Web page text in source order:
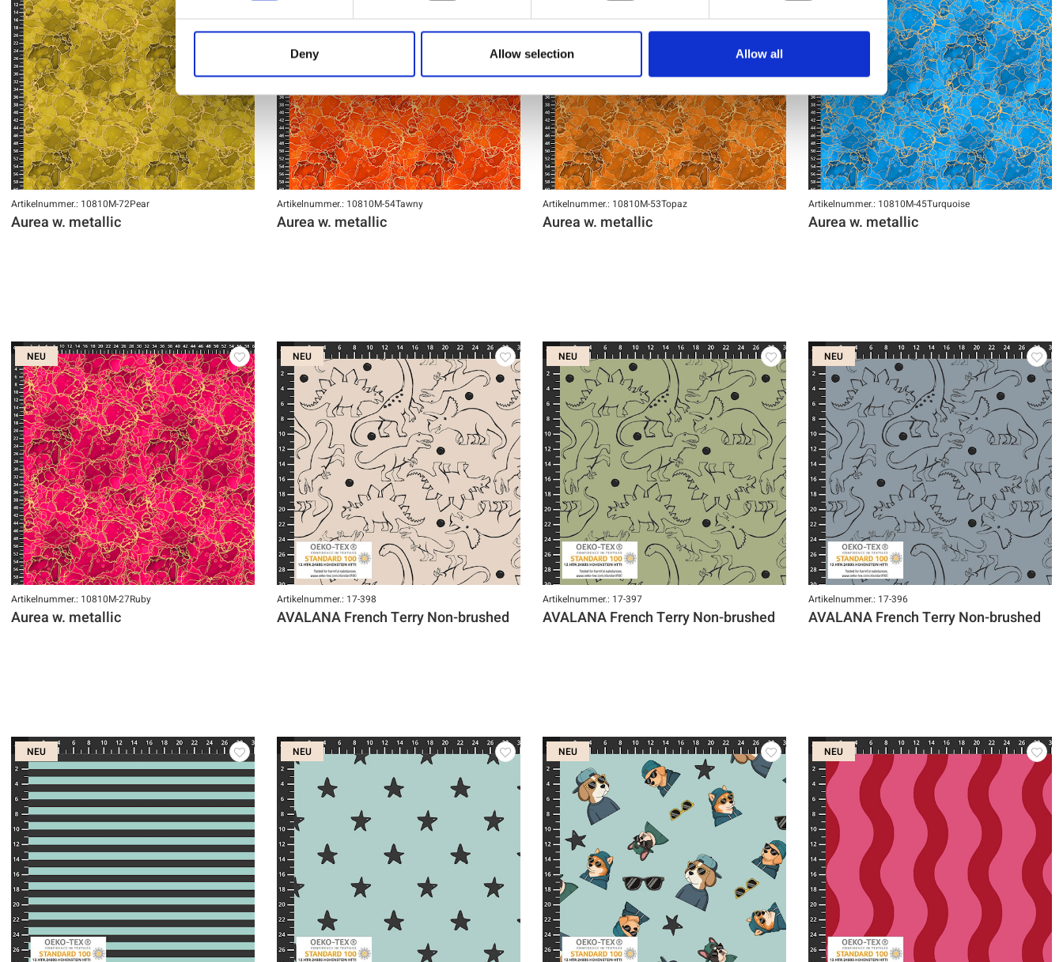
Deny Allow selection Allow all
Artikelnummer.: 10810M-72Pear
Aurea w. metallic
Artikelnummer.: 10810M-54Tawny
Aurea w. metallic
Artikelnummer.: 10810M-53Topaz
Aurea w. metallic
Artikelnummer.: 10810M-45Turquoise
Aurea w. metallic
NEU
Artikelnummer.: 10810M-27Ruby
Aurea w. metallic
NEU
Artikelnummer.: 17-398
AVALANA French Terry Non-brushed
NEU
Artikelnummer.: 17-397
AVALANA French Terry Non-brushed
NEU
Artikelnummer.: 17-396
AVALANA French Terry Non-brushed
NEU NEU NEU NEU